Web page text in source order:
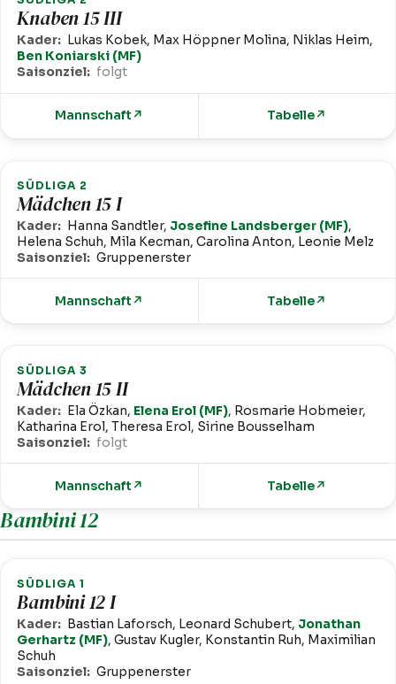
Knaben 15 III
Kader: Lukas Kobek, Max Höppner Molina, Niklas Heim,
Ben Koniarski (MF)
Saisonziel: folgt
Mannschaft ↗ Tabelle↗
SÜDLIGA 2
Mädchen 15 I
Kader: Hanna Sandtler, Josefine Landsberger (MF),
Helena Schuh, Mila Kecman, Carolina Anton, Leonie Melz
Saisonziel: Gruppenerster
Mannschaft ↗ Tabelle↗
SÜDLIGA 3
Mädchen 15 II
Kader: Ela Özkan, Elena Erol (MF), Rosmarie Hobmeier,
Katharina Erol, Theresa Erol, Sirine Bousselham
Saisonziel: folgt
Mannschaft ↗ Tabelle↗
Bambini 12
SÜDLIGA 1
Bambini 12 I
Kader: Bastian Laforsch, Leonard Schubert, Jonathan
Gerhartz (MF), Gustav Kugler, Konstantin Ruh, Maximilian
Schuh
Saisonziel: Gruppenerster